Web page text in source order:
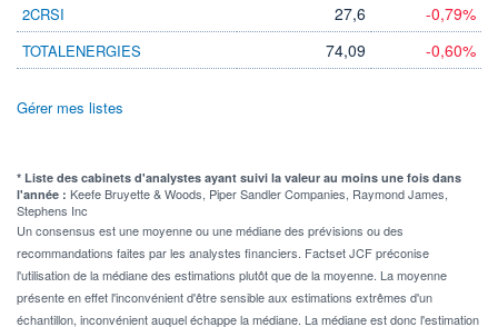
2CRSI 27,6 -0,79%
TOTALENERGIES 74,09 -0,60%
Gérer mes listes
* Liste des cabinets d'analystes ayant suivi la valeur au moins une fois dans
l'année : Keefe Bruyette & Woods, Piper Sandler Companies, Raymond James,
Stephens Inc
Un consensus est une moyenne ou une médiane des prévisions ou des
recommandations faites par les analystes financiers. Factset JCF préconise
l'utilisation de la médiane des estimations plutôt que de la moyenne. La moyenne
présente en effet l'inconvénient d'être sensible aux estimations extrêmes d'un
échantillon, inconvénient auquel échappe la médiane. La médiane est donc l'estimation